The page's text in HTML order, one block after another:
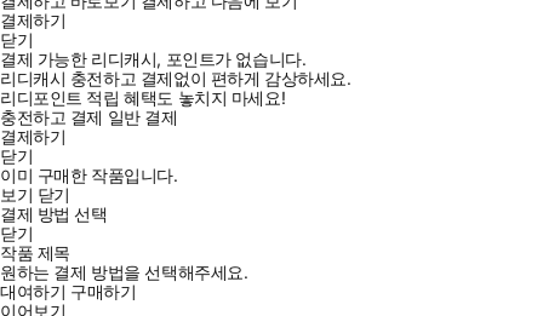
결제하기
닫기
결제 가능한 리디캐시, 포인트가 없습니다.
리디캐시 충전하고 결제없이 편하게 감상하세요.
리디포인트 적립 혜택도 놓치지 마세요!
충전하고 결제 일반 결제
결제하기
닫기
이미 구매한 작품입니다.
보기 닫기
결제 방법 선택
닫기
작품 제목
원하는 결제 방법을 선택해주세요.
대여하기 구매하기
이어보기